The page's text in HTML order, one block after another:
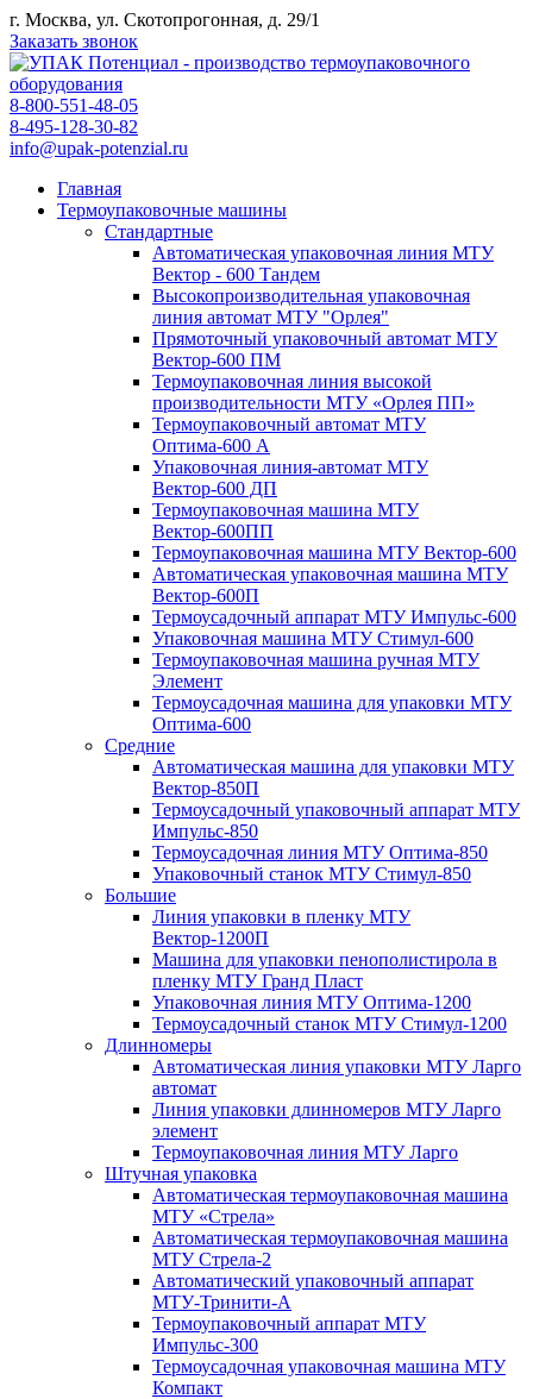
г. Москва, ул. Скотопрогонная, д. 29/1
Заказать звонок
8-800-551-48-05
8-495-128-30-82
info@upak-potenzial.ru
Главная
Термоупаковочные машины
Стандартные
Автоматическая упаковочная линия МТУ
Вектор - 600 Тандем
Высокопроизводительная упаковочная
линия автомат МТУ "Орлея"
Прямоточный упаковочный автомат МТУ
Вектор-600 ПМ
Термоупаковочная линия высокой
производительности МТУ «Орлея ПП»
Термоупаковочный автомат МТУ
Оптима-600 А
Упаковочная линия-автомат МТУ
Вектор-600 ДП
Термоупаковочная машина МТУ
Вектор-600ПП
Термоупаковочная машина МТУ Вектор-600
Автоматическая упаковочная машина МТУ
Вектор-600П
Термоусадочный аппарат МТУ Импульс-600
Упаковочная машина МТУ Стимул-600
Термоупаковочная машина ручная МТУ
Элемент
Термоусадочная машина для упаковки МТУ
Оптима-600
Средние
Автоматическая машина для упаковки МТУ
Вектор-850П
Термоусадочный упаковочный аппарат МТУ
Импульс-850
Термоусадочная линия МТУ Оптима-850
Упаковочный станок МТУ Стимул-850
Большие
Линия упаковки в пленку МТУ
Вектор-1200П
Машина для упаковки пенополистирола в
пленку МТУ Гранд Пласт
Упаковочная линия МТУ Оптима-1200
Термоусадочный станок МТУ Стимул-1200
Длинномеры
Автоматическая линия упаковки МТУ Ларго
автомат
Линия упаковки длинномеров МТУ Ларго
элемент
Термоупаковочная линия МТУ Ларго
Штучная упаковка
Автоматическая термоупаковочная машина
МТУ «Стрела»
Автоматическая термоупаковочная машина
МТУ Стрела-2
Автоматический упаковочный аппарат
МТУ-Тринити-А
Термоупаковочный аппарат МТУ
Импульс-300
Термоусадочная упаковочная машина МТУ
Компакт